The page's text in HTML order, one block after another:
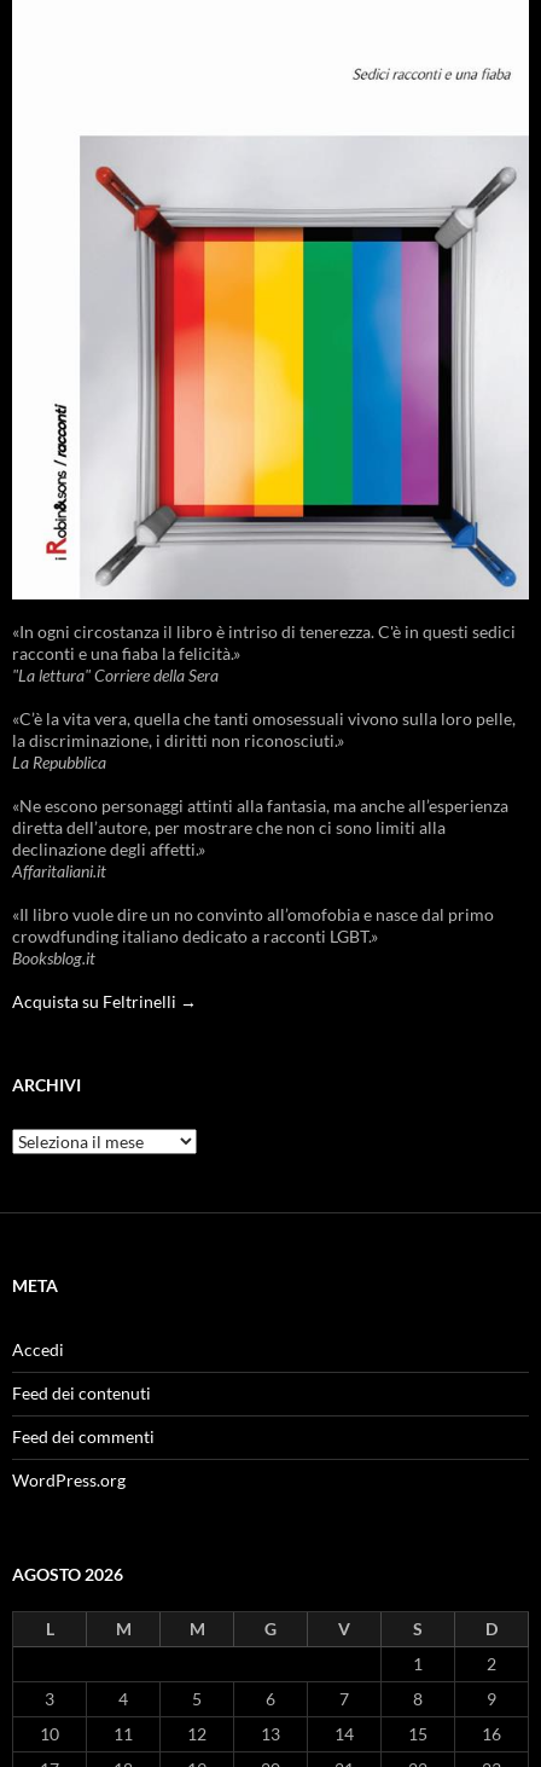
«In ogni circostanza il libro è intriso di tenerezza. C'è in questi sedici
racconti e una fiaba la felicità.»
"La lettura" Corriere della Sera
«C’è la vita vera, quella che tanti omosessuali vivono sulla loro pelle,
la discriminazione, i diritti non riconosciuti.»
La Repubblica
«Ne escono personaggi attinti alla fantasia, ma anche all’esperienza
diretta dell’autore, per mostrare che non ci sono limiti alla
declinazione degli affetti.»
Affaritaliani.it
«Il libro vuole dire un no convinto all’omofobia e nasce dal primo
crowdfunding italiano dedicato a racconti LGBT.»
Booksblog.it
Acquista su Feltrinelli →
ARCHIVI
Archivi
META
Accedi
Feed dei contenuti
Feed dei commenti
WordPress.org
AGOSTO 2026
L M M G V S
D
1
2
3
4 5 6 7 8
9
10
11 12 13 14 15
16